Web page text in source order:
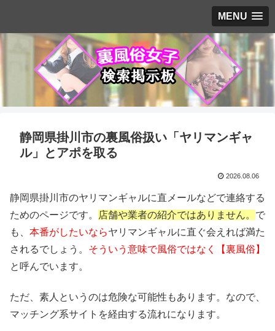
MENU
静岡県掛川市の裏風俗扱い「ヤリマンギャ
ル」とアポを取る
2026.08.06
静岡県掛川市のヤリマンギャルに直メールなどで連絡する
ためのページです。
店舗や業者の紹介ではありません。 で
も、 本番がしたいならヤリマンギャルに直ぐ会えれば満た
されるでしょう。 そういう意味で風俗ではなく【裏風俗】
と呼んでいます。
ただ、素人というのは危険な可能性もあります。なので、
マッチング系サイトを経由する流れになります。